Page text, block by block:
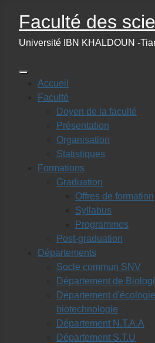
Faculté des
Université IBN KHALDOUN -
Accueil
Faculté
Doyen de la faculté
Présentation
Organisation
Statistiques
Formations
Graduation
Offres de formation
Syllabus
Programmes
Post-graduation
Départements
Socle commun SNV
Département de
Département
biotechnologie
Département N.T.A.A
Département S.T.U